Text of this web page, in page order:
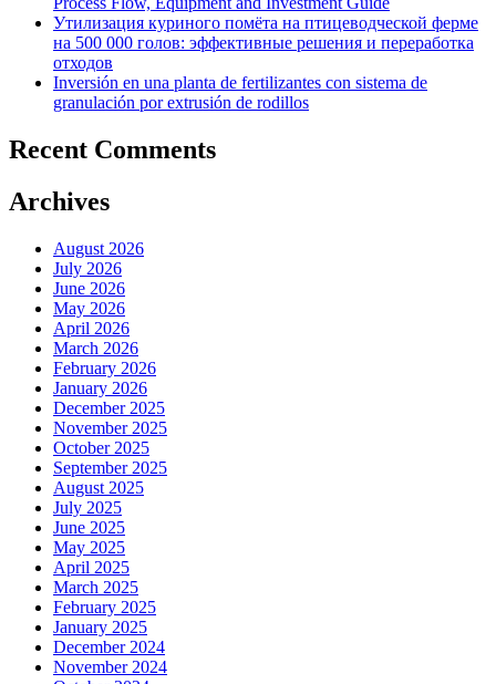
Утилизация куриного помёта на птицеводческой ферме
на 500 000 голов: эффективные решения и переработка
отходов
Inversión en una planta de fertilizantes con sistema de
granulación por extrusión de rodillos
Recent Comments
Archives
August 2026
July 2026
June 2026
May 2026
April 2026
March 2026
February 2026
January 2026
December 2025
November 2025
October 2025
September 2025
August 2025
July 2025
June 2025
May 2025
April 2025
March 2025
February 2025
January 2025
December 2024
November 2024